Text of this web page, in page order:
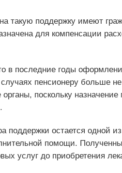
такую поддержку имеют
для компенсации
в последние годы
пенсионеру больше
поскольку
поддержки остается одной
помощи.
услуг до приобретения